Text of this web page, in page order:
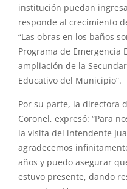
institución puedan
responde al crecimiento
“Las obras en los baños
Programa de Emergencia
ampliación de la
Educativo del Municipio”.
Por su parte, la directora
Coronel, expresó: “Para
la visita del intendente
agradecemos
años y puedo asegurar
estuvo presente, dando